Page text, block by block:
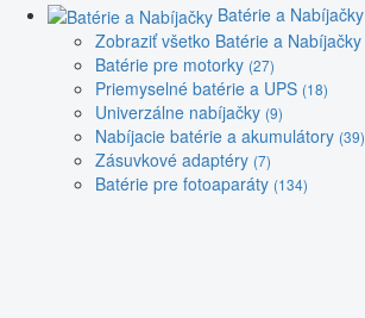
Batérie a Nabíjačky
Zobraziť všetko Batérie a Nabíjačky
Batérie pre motorky (27)
Priemyselné batérie a UPS (18)
Univerzálne nabíjačky (9)
Nabíjacie batérie a akumulátory (39)
Zásuvkové adaptéry (7)
Batérie pre fotoaparáty (134)